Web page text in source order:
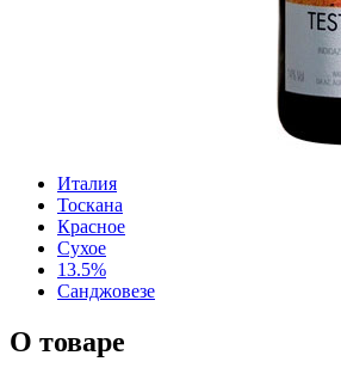
Италия
Тоскана
Красное
Сухое
13.5%
Санджовезе
О товаре